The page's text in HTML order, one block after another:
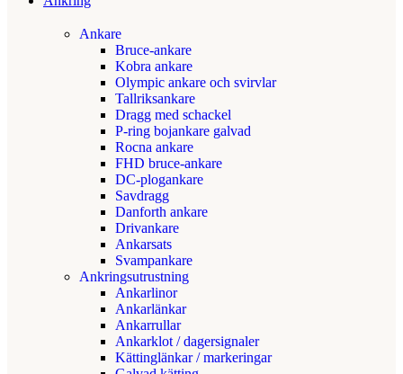
Ankare
Bruce-ankare
Kobra ankare
Olympic ankare och svirvlar
Tallriksankare
Dragg med schackel
P-ring bojankare galvad
Rocna ankare
FHD bruce-ankare
DC-plogankare
Savdragg
Danforth ankare
Drivankare
Ankarsats
Svampankare
Ankringsutrustning
Ankarlinor
Ankarlänkar
Ankarrullar
Ankarklot / dagersignaler
Kättinglänkar / markeringar